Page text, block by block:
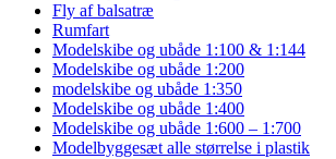
Fly af balsatræ
Rumfart
Modelskibe og ubåde 1:100 & 1:144
Modelskibe og ubåde 1:200
modelskibe og ubåde 1:350
Modelskibe og ubåde 1:400
Modelskibe og ubåde 1:600 – 1:700
Modelbyggesæt alle størrelse i plastik